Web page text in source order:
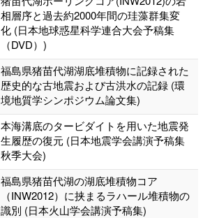
相層序と過去約2000年間の珪藻群集変
化 (日本地球惑星科学連合大会予稿集
（DVD）)
福島県猪苗代湖湖底堆積物に記録された
歴史的な古地震および古洪水の記録 (環
境地質学シンポジウム論文集)
本海溝底のタービダイトを用いた地震発
生履歴の復元 (日本地震学会講演予稿集
秋季大会)
福島県猪苗代湖の湖底堆積物コア
（INW2012）に挟まるラハール堆積物の
識別 (日本火山学会講演予稿集)